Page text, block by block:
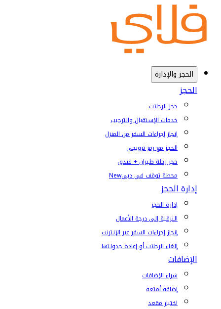
الحجز والإدارة
الحجز
حجز الرحلات
خدمات الإستقبال والترحيب
إنجاز إجراءات السفر من المنزل
الحجز مع رمز ترويجي
حجز رحلة طيران + فندق
محطة توقف في دبيNew
إدارة الحجز
إدارة الحجز
الترقية إلى درجة الأعمال
إنجاز إجراءات السفر عبر الإنترنت
إلغاء الرحلات أو إعادة جدولتها
الإضافات
شراء الإضافات
إضافة أمتعة
اختيار مقعد